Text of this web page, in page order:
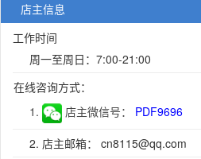
店主信息
工作时间
周一至周日：7:00-21:00
在线咨询方式：
1.
店主微信号：
PDF9696
2. 店主邮箱： cn8115@qq.com